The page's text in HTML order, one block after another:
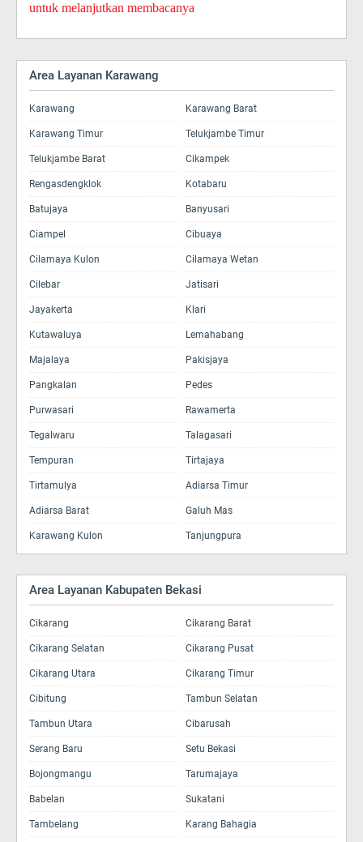
untuk melanjutkan membacanya
Area Layanan Karawang
Karawang Karawang Barat
Karawang Timur Telukjambe Timur
Telukjambe Barat Cikampek
Rengasdengklok Kotabaru
Batujaya Banyusari
Ciampel Cibuaya
Cilamaya Kulon Cilamaya Wetan
Cilebar Jatisari
Jayakerta Klari
Kutawaluya Lemahabang
Majalaya Pakisjaya
Pangkalan Pedes
Purwasari Rawamerta
Tegalwaru Talagasari
Tempuran Tirtajaya
Tirtamulya Adiarsa Timur
Adiarsa Barat Galuh Mas
Karawang Kulon Tanjungpura
Area Layanan Kabupaten Bekasi
Cikarang Cikarang Barat
Cikarang Selatan Cikarang Pusat
Cikarang Utara Cikarang Timur
Cibitung Tambun Selatan
Tambun Utara Cibarusah
Serang Baru Setu Bekasi
Bojongmangu Tarumajaya
Babelan Sukatani
Tambelang Karang Bahagia